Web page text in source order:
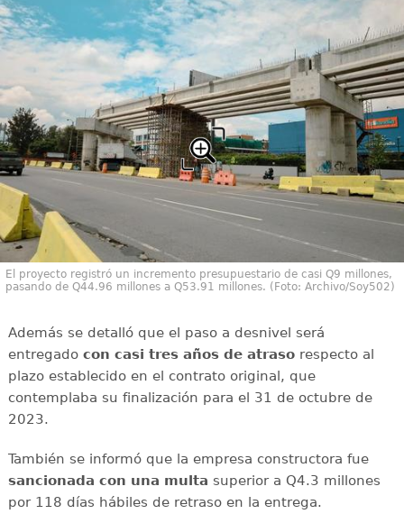
El proyecto registró un incremento presupuestario de casi Q9 millones,
pasando de Q44.96 millones a Q53.91 millones. (Foto: Archivo/Soy502)
Además se detalló que el paso a desnivel será
entregado con casi tres años de atrasorespecto al
plazo establecido en el contrato original, que
contemplaba su finalización para el 31 de octubre de
2023.
También se informó que la empresa constructora fue
sancionada con una multa superior a Q4.3 millones
por 118 días hábiles de retraso en la entrega.